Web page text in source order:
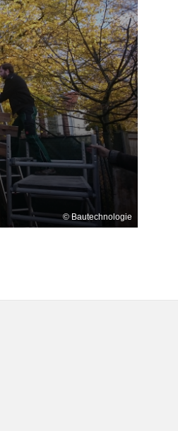
Bautechnologie